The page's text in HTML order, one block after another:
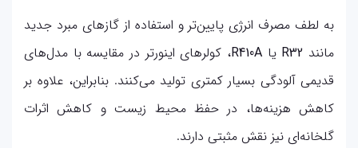
به لطف مصرف انرژی پایین‌تر و استفاده از گازهای مبرد جدید
مانند R32 یا R410A، کولرهای اینورتر در مقایسه با مدل‌های
قدیمی آلودگی بسیار کمتری تولید می‌کنند. بنابراین، علاوه بر
کاهش هزینه‌ها، در حفظ محیط زیست و کاهش اثرات
گلخانه‌ای نیز نقش مثبتی دارند.